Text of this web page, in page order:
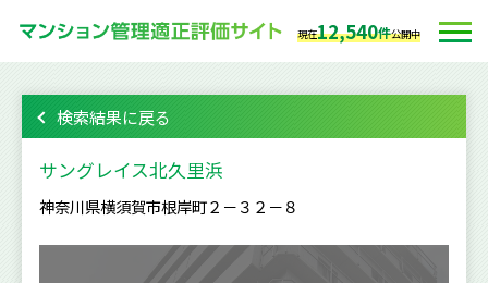
現在12,540件公開中
検索結果に戻る
サングレイス北久里浜
神奈川県横須賀市根岸町２－３２－８